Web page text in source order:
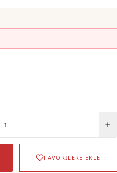
1
FAVORİLERE EKLE